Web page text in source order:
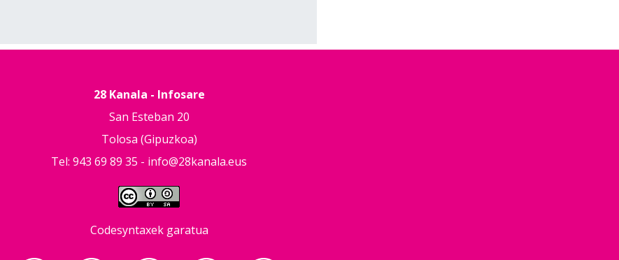
28 Kanala - Infosare
San Esteban 20
Tolosa (Gipuzkoa)
Tel: 943 69 89 35 - info@28kanala.eus
Codesyntaxek garatua